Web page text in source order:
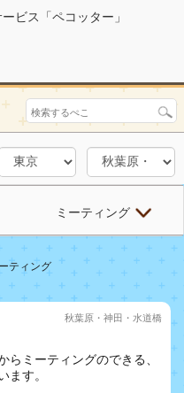
ビス「ペコッター」
ミーティング
ティング
秋葉原・神田・水道橋
らミーティングのできる、
ます。